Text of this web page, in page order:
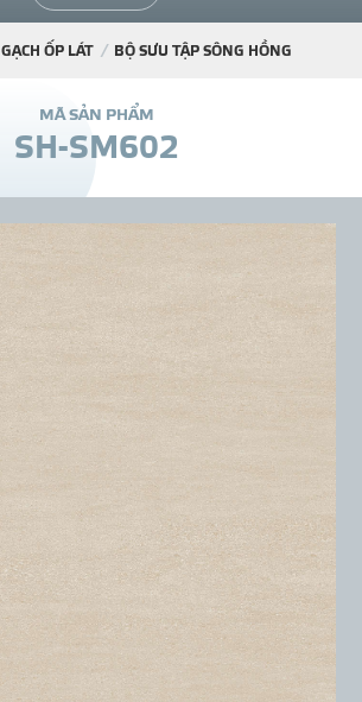
THƯ
LIÊN HỆ - TƯ
GẠCH ỐP LÁT BỘ SƯU TẬP SÔNG HỒNG
MÃ SẢN PHẨM
SH-SM602